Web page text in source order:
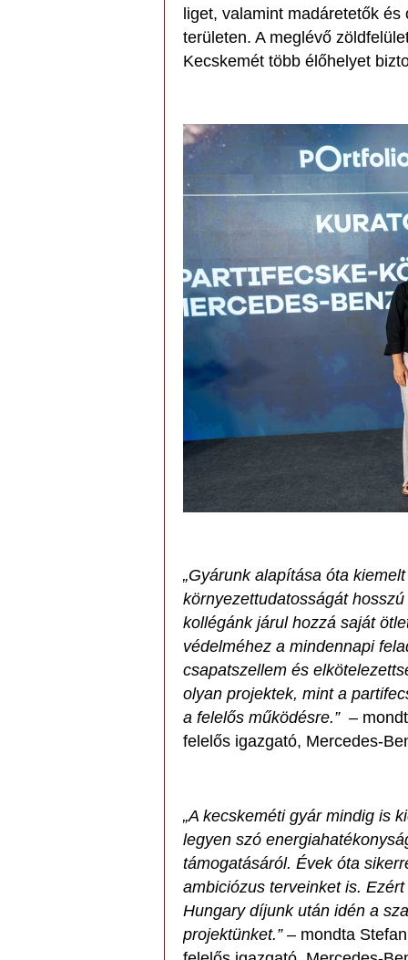
liget, valamint madáretetők
területen. A meglévő
Kecskemét több élőhelyet
„Gyárunk alapítása óta
környezettudatosságát
kollégánk járul hozzá saját
védelméhez a mindennapi
csapatszellem és
olyan projektek, mint a
a felelős működésre.” –
felelős igazgató, Mercedes-
„A kecskeméti gyár mindig is
legyen szó
támogatásáról. Évek óta
ambiciózus terveinket is.
Hungary díjunk után idén a
projektünket.”– mondta